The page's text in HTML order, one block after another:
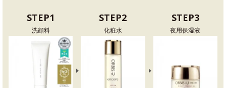
STEP1
洗顔料
STEP2
化粧水
STEP3
夜用保湿液